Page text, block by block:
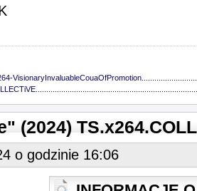
VisionaryInvaluableCouaOfPromotion
(2024)
o godzinie 16:06